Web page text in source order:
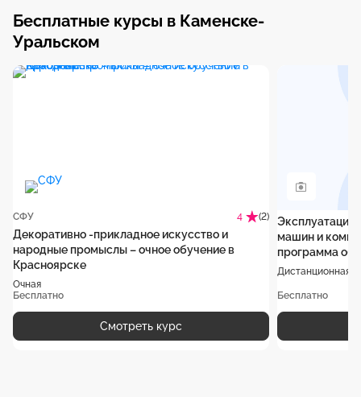
Бесплатные курсы в Каменске-
Уральском
СФУ 4 (2)
Декоративно -прикладное искусство и
народные промыслы – очное обучение в
Красноярске
Очная
Бесплатно
Смотреть курс
Эксплуатация
машин и
программа
Дистанционная
Бесплатно